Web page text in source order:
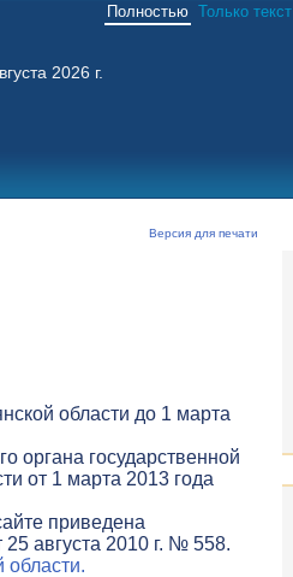
Полностью Только текст
2026 г.
Версия для печати
области до 1 марта
органа государственной
от 1 марта 2013 года
приведена
августа 2010 г. № 558.
области.